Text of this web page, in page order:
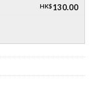
HK$130.00